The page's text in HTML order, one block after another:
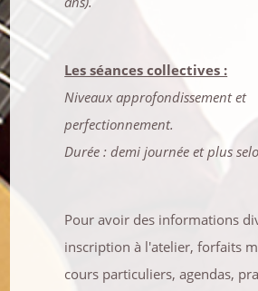
Les séances collectives :
Niveaux approfondissement et
perfectionnement.
Durée : demi journée et plus
Pour avoir des informations
inscription à l'atelier, forfaits
cours particuliers, agendas,